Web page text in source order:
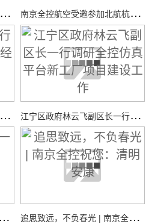
南
京全控受邀出席航空交通安全与适航技术研讨会 南
京全控航空受邀参加北航杭州国际校园“中西日”活动，共探校企合作与智能装备创新发展
行｜全控航空共探低空经济装备新机遇 江
宁区政府林云飞副区长一行调研全控仿真平台新工厂项目建设工作
全
控科技 | 致敬每一份坚守与热爱 追
思致远，不负春光 | 南京全控祝您：清明安康